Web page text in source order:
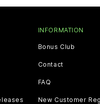
INFORMATION
Bonus Club
Contact
FAQ
New Customer